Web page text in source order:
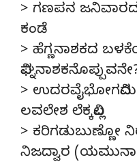
> ಗಣಪನ
ಕಂಡೆ
> ಹೆಗ್ಣನಾಶಕದ
>
ಲವಲೇಶ ಲೆಕ್ಕವಿಲ್ಲ
> ಕರಿಗಡುಬುಣ್ಣೋ
ನಿಜದ್ವಾರ